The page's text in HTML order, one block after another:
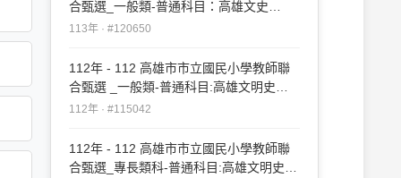
合甄選_一般類-普通科目：高雄文史
#120650
113年 · #120650
112年 - 112 高雄市市立國民小學教師聯
合甄選 _一般類-普通科目:高雄文明史
#115042
112年 · #115042
112年 - 112 高雄市市立國民小學教師聯
合甄選_專長類科-普通科目:高雄文明史